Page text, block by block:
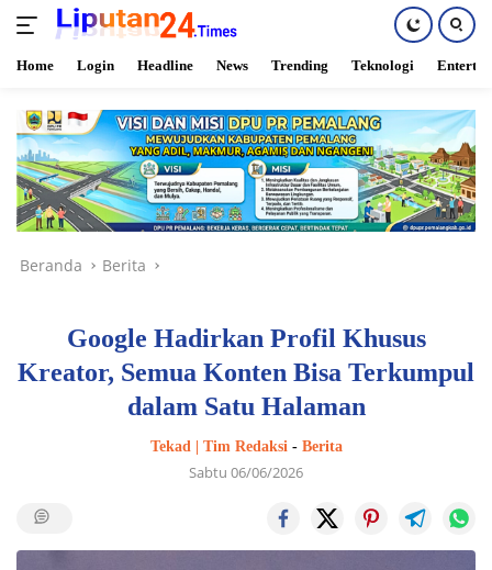
konten
Home Login Headline News Trending Teknologi
Beranda Berita
Google Hadirkan Profil Khusus
Kreator, Semua Konten Bisa Terkumpul
dalam Satu Halaman
Tekad | Tim Redaksi - Berita
Sabtu 06/06/2026